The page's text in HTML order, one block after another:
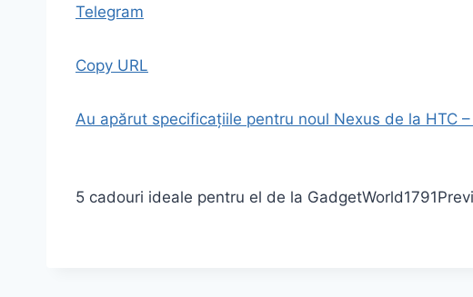
Telegram
Copy URL
Au apărut specificațiile pentru noul Nexus de la HTC
5 cadouri ideale pentru el de la GadgetWorld1791